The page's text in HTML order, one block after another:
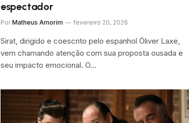
espectador
Por Matheus Amorim fevereiro 20, 2026
Sirat, dirigido e coescrito pelo espanhol Óliver Laxe,
vem chamando atenção com sua proposta ousada e
seu impacto emocional. O…